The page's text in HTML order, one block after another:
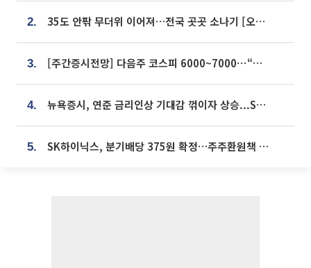
2. 35도 안팎 무더위 이어져…전국 곳곳 소나기 [오늘 날씨]
3. [주간증시전망] 다음주 코스피 6000~7000⋯“外人 수급은 정책이 변수”
4. 뉴욕증시, 연준 금리인상 기대감 꺾이자 상승...S&P500 사상 최고치 [종합]
5. SK하이닉스, 분기배당 375원 확정…주주환원책 9월로 앞당겨 발표